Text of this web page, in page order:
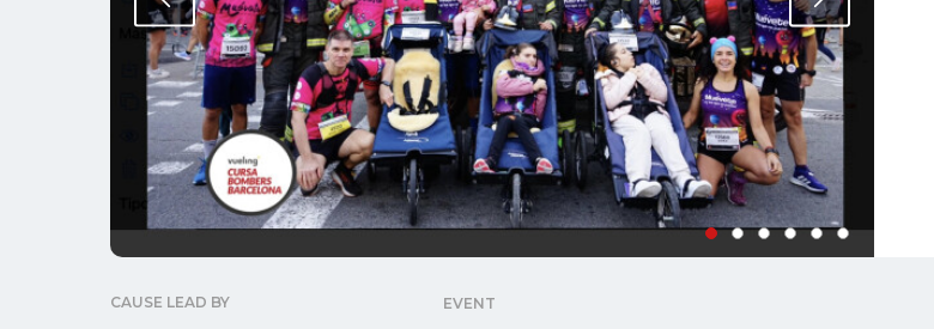
CAUSE LEAD BY EVENT